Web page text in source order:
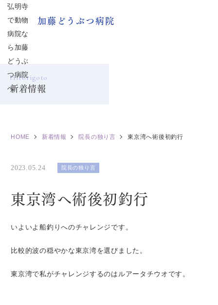
加藤どうぶつ病院
Hitorigoto
新着情報
HOME 新着情報 院長の独り言 東京湾へ術後初釣行
2023.05.24 院長の独り言
東京湾へ術後初釣行
いよいよ船釣りへのチャレンジです。
比較的波の穏やかな東京湾を選びました。
東京湾で私がチャレンジするのはルアータチウオです。